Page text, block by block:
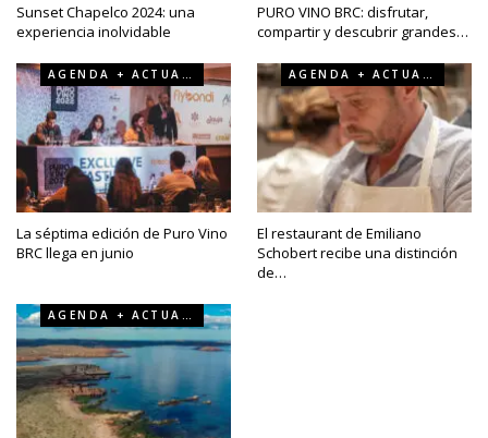
Sunset Chapelco 2024: una
experiencia inolvidable
PURO VINO BRC: disfrutar,
compartir y descubrir grandes…
La séptima edición de Puro Vino
BRC llega en junio
El restaurant de Emiliano
Schobert recibe una distinción
de…
AGENDA + ACTUALIDAD